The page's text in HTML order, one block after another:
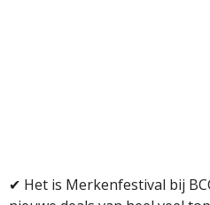
✔ Het is Merkenfestival bij